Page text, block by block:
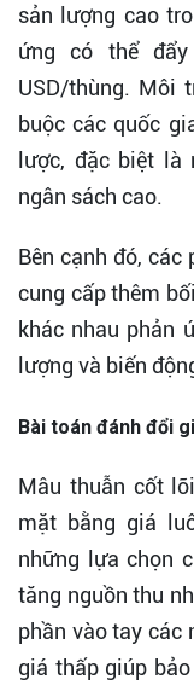
sản lượng cao
ứng có thể
USD/thùng. Môi
buộc các quốc
lược, đặc biệt là
ngân sách cao.
Bên cạnh đó, các
cung cấp thêm
khác nhau phản
lượng và biến
Bài toán đánh đổi
Mâu thuẫn cốt
mặt bằng giá
những lựa chọn
tăng nguồn thu
phần vào tay các
giá thấp giúp